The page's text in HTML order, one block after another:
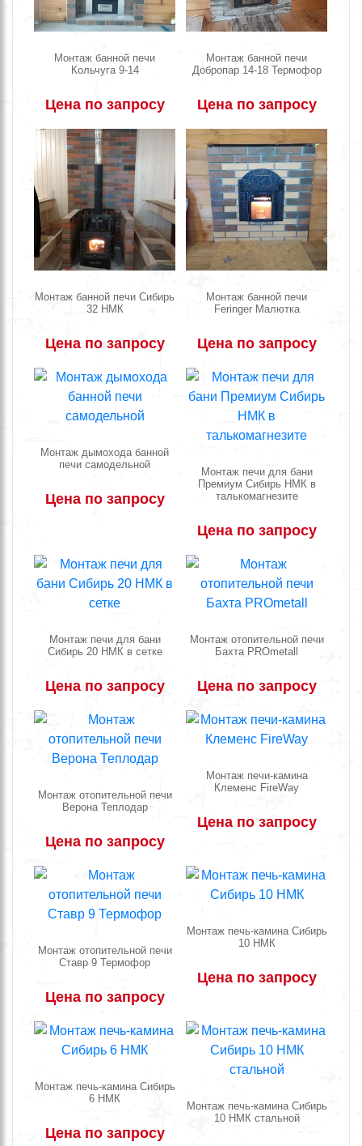
Монтаж банной печи
Кольчуга 9-14
Цена по запросу
Монтаж банной печи
Добропар 14-18 Термофор
Цена по запросу
Монтаж банной печи Сибирь
32 НМК
Цена по запросу
Монтаж банной печи
Feringer Малютка
Цена по запросу
Монтаж дымохода банной
печи самодельной
Цена по запросу
Монтаж печи для бани
Премиум Сибирь НМК в
талькомагнезите
Цена по запросу
Монтаж печи для бани
Сибирь 20 НМК в сетке
Цена по запросу
Монтаж отопительной печи
Бахта PROmetall
Цена по запросу
Монтаж отопительной печи
Верона Теплодар
Цена по запросу
Монтаж печи-камина
Клеменс FireWay
Цена по запросу
Монтаж отопительной печи
Ставр 9 Термофор
Цена по запросу
Монтаж печь-камина Сибирь
10 НМК
Цена по запросу
Монтаж печь-камина Сибирь
6 НМК
Цена по запросу
Монтаж печь-камина Сибирь
10 НМК стальной